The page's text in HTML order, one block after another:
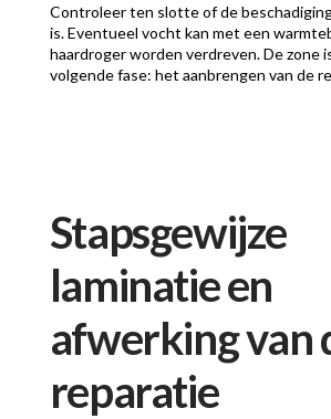
Controleer ten slotte of de
is. Eventueel vocht kan met een
haardroger worden verdreven. De zone
volgende fase: het aanbrengen van de
Stapsgewijze
laminatie en
afwerking van
reparatie